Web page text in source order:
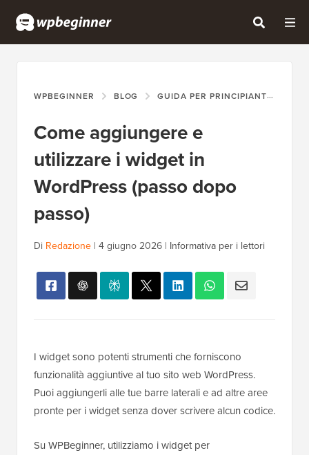
WPBEGINNER BLOG GUIDA PER PRINCIPIANTI
Come aggiungere e
utilizzare i widget in
WordPress (passo dopo
passo)
Di Redazione | 4 giugno 2026 | Informativa per i lettori
I widget sono potenti strumenti che forniscono
funzionalità aggiuntive al tuo sito web WordPress.
Puoi aggiungerli alle tue barre laterali e ad altre aree
pronte per i widget senza dover scrivere alcun codice.
Su WPBeginner, utilizziamo i widget per